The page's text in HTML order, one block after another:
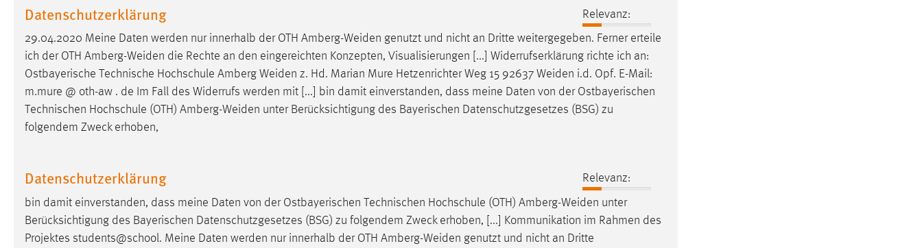
Datenschutzerklärung
Relevanz:
29.04.2020 Meine Daten werden nur innerhalb der OTH Amberg-Weiden genutzt und nicht an Dritte weitergegeben. Ferner erteile
ich der OTH Amberg-Weiden die Rechte an den eingereichten Konzepten, Visualisierungen [...] Widerrufserklärung richte ich an:
Ostbayerische Technische Hochschule Amberg Weiden z. Hd. Marian Mure Hetzenrichter Weg 15 92637 Weiden i.d. Opf. E-Mail:
m.mure @ oth-aw . de Im Fall des Widerrufs werden mit [...] bin damit einverstanden, dass meine Daten von der Ostbayerischen
Technischen Hochschule (OTH) Amberg-Weiden unter Berücksichtigung des Bayerischen Datenschutzgesetzes (BSG) zu
folgendem Zweck erhoben,
Datenschutzerklärung
Relevanz:
bin damit einverstanden, dass meine Daten von der Ostbayerischen Technischen Hochschule (OTH) Amberg-Weiden unter
Berücksichtigung des Bayerischen Datenschutzgesetzes (BSG) zu folgendem Zweck erhoben, [...] Kommunikation im Rahmen des
Projektes students@school. Meine Daten werden nur innerhalb der OTH Amberg-Weiden genutzt und nicht an Dritte
Login
Name:
Zweck:
Dieser Cookie ist notwendig um sich an
der Website einloggen zu können.
Cookie Laufzeit: 24 Stunden
STATISTIK
Statistik Cookies erfassen Informationen anonym.
Diese Informationen helfen uns zu verstehen, wie
unsere Besucher unsere Website nutzen.